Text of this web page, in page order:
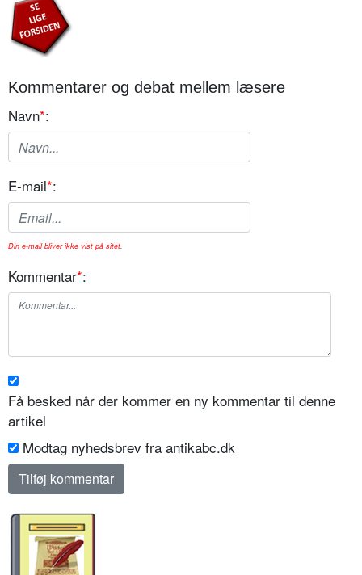
Kommentarer og debat mellem læsere
Navn*:
E-mail*:
Din e-mail bliver ikke vist på sitet.
Kommentar*:
Få besked når der kommer en ny kommentar til denne
artikel
Modtag nyhedsbrev fra antikabc.dk